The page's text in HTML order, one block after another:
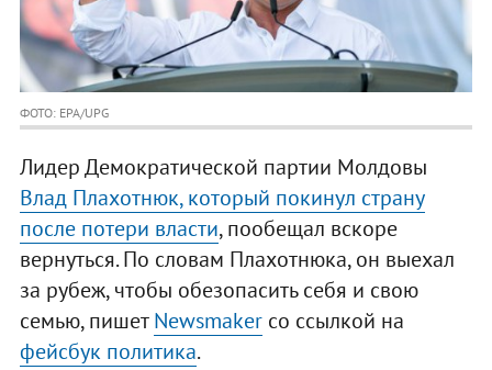
ФОТО: EPA/UPG
Лидер Демократической партии Молдовы
Влад Плахотнюк, который покинул страну
после потери власти, пообещал вскоре
вернуться. По словам Плахотнюка, он выехал
за рубеж, чтобы обезопасить себя и свою
семью, пишетNewsmakerсо ссылкой на
фейсбук политика.